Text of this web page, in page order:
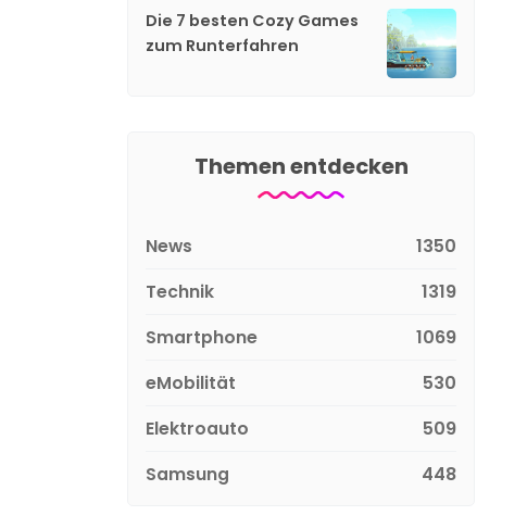
Die 7 besten Cozy Games
zum Runterfahren
Themen entdecken
News
1350
Technik
1319
Smartphone
1069
eMobilität
530
Elektroauto
509
Samsung
448